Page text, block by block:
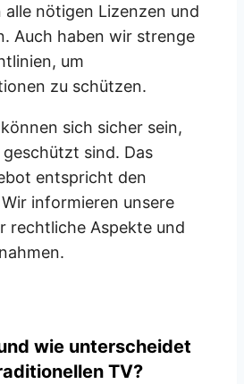
alle nötigen Lizenzen und
Auch haben wir strenge
um
zu schützen.
sich sicher sein,
sind. Das
entspricht den
informieren unsere
rechtliche Aspekte und
wie unterscheidet
TV?